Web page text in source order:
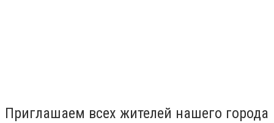
Приглашаем всех жителей нашего города